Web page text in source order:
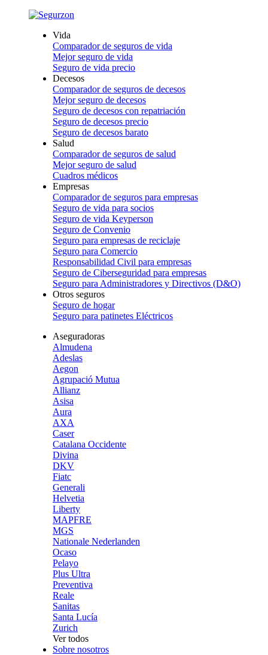
Vida
Comparador de seguros de vida
Mejor seguro de vida
Seguro de vida precio
Decesos
Comparador de seguros de decesos
Mejor seguro de decesos
Seguro de decesos con repatriación
Seguro de decesos precio
Seguro de decesos barato
Salud
Comparador de seguros de salud
Mejor seguro de salud
Cuadros médicos
Empresas
Comparador de seguros para empresas
Seguro de vida para socios
Seguro de vida Keyperson
Seguro de Convenio
Seguro para empresas de reciclaje
Seguro para Comercio
Responsabilidad Civil para empresas
Seguro de Ciberseguridad para empresas
Seguro para Administradores y Directivos (D&O)
Otros seguros
Seguro de hogar
Seguro para patinetes Eléctricos
Aseguradoras
Almudena
Adeslas
Aegon
Agrupació Mutua
Allianz
Asisa
Aura
AXA
Caser
Catalana Occidente
Divina
DKV
Fiatc
Generali
Helvetia
Liberty
MAPFRE
MGS
Nationale Nederlanden
Ocaso
Pelayo
Plus Ultra
Preventiva
Reale
Sanitas
Santa Lucía
Zurich
Ver todos
Sobre nosotros